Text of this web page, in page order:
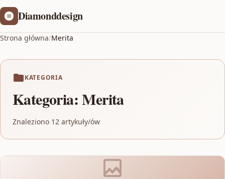
Diamonddesign
Strona główna/Merita
KATEGORIA
Kategoria:Merita
Znaleziono 12 artykuły/ów